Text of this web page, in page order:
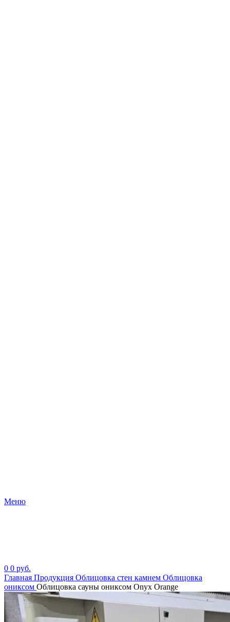
Меню
0 0 руб.
Главная Продукция Облицовка стен камнем Облицовка
ониксом Облицовка сауны ониксом Onyx Orange